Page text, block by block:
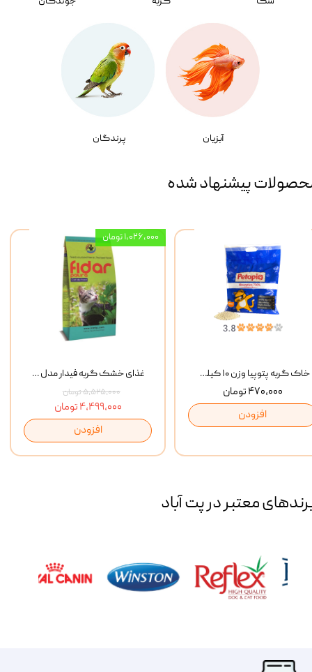
آبزیان پرندگان
پیشنهاد شده
غذای خشک گربه فیدار مدل Adult وزن 10 کیلوگرم
۵,۵۲۵,۰۰۰ تومان
۴,۴۹۹,۰۰۰ تومان
افزودن
۱,۰۲۶,۰۰۰ تومان
خاک گربه پتوپیا وزن ۱۰ کیلوگرم
۴۷۰,۰۰۰ تومان
افزودن
معتبر در پت آباد